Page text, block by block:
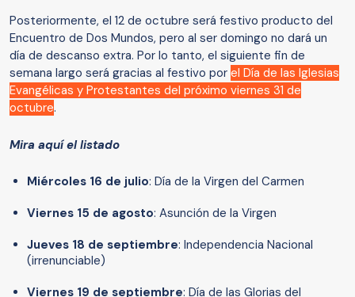
Posteriormente, el 12 de octubre será festivo producto del
Encuentro de Dos Mundos, pero al ser domingo no dará un
día de descanso extra. Por lo tanto, el siguiente fin de
semana largo será gracias al festivo por el Día de las Iglesias
Evangélicas y Protestantes del próximo viernes 31 de
octubre.
Mira aquí el listado
Miércoles 16 de julio: Día de la Virgen del Carmen
Viernes 15 de agosto: Asunción de la Virgen
Jueves 18 de septiembre: Independencia Nacional
(irrenunciable)
Viernes 19 de septiembre: Día de las Glorias del